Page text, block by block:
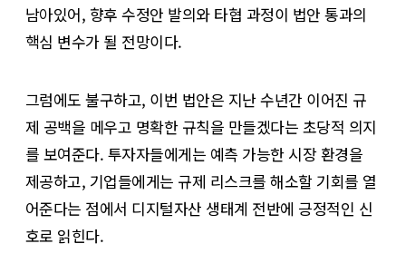
남아있어, 향후 수정안 발의와 타협 과정이 법안 통과의
핵심 변수가 될 전망이다.
그럼에도 불구하고, 이번 법안은 지난 수년간 이어진 규
제 공백을 메우고 명확한 규칙을 만들겠다는 초당적 의지
를 보여준다. 투자자들에게는 예측 가능한 시장 환경을
제공하고, 기업들에게는 규제 리스크를 해소할 기회를 열
어준다는 점에서 디지털자산 생태계 전반에 긍정적인 신
호로 읽힌다.